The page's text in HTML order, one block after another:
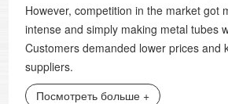
However, competition in the market got
intense and simply making metal tubes
Customers demanded lower prices and
suppliers.
Посмотреть больше +